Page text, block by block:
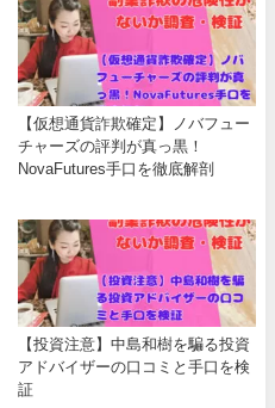
【仮想通貨詐欺確定】ノバフュー
チャーズの評判が真っ黒！
NovaFutures手口を徹底解剖
【投資注意】中島和樹を騙る投資
アドバイザーの口コミと手口を検
証